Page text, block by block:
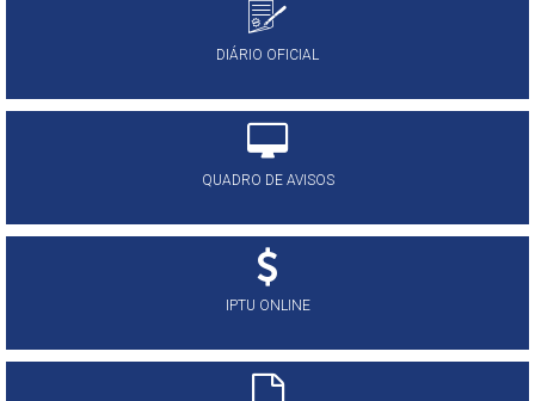
DIÁRIO OFICIAL
QUADRO DE AVISOS
IPTU ONLINE